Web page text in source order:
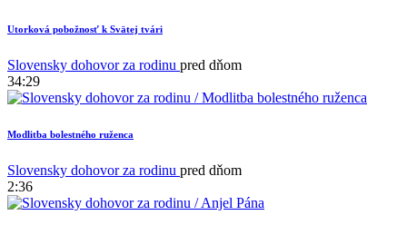
1
Utorková pobožnosť k Svätej tvári
Slovensky dohovor za rodinu pred dňom
34:29
Modlitba bolestného ruženca
Slovensky dohovor za rodinu pred dňom
2:36